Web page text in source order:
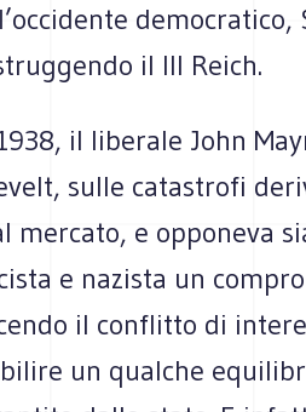
il III Reich.
il liberale John
sulle catastrofi
e opponeva
e nazista un
il conflitto di
un qualche